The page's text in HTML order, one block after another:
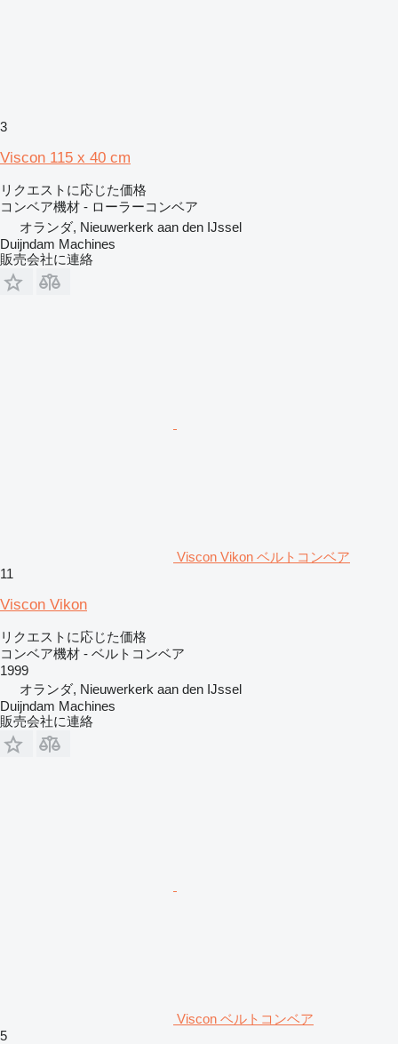
3
Viscon 115 x 40 cm
リクエストに応じた価格
コンベア機材 - ローラーコンベア
オランダ, Nieuwerkerk aan den IJssel
Duijndam Machines
販売会社に連絡
Viscon Vikon ベルトコンベア
11
Viscon Vikon
リクエストに応じた価格
コンベア機材 - ベルトコンベア
1999
オランダ, Nieuwerkerk aan den IJssel
Duijndam Machines
販売会社に連絡
Viscon ベルトコンベア
5